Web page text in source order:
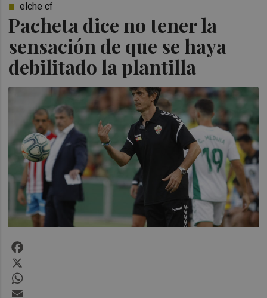
Pacheta dice no tener la
sensación de que se haya
debilitado la plantilla
elche cf